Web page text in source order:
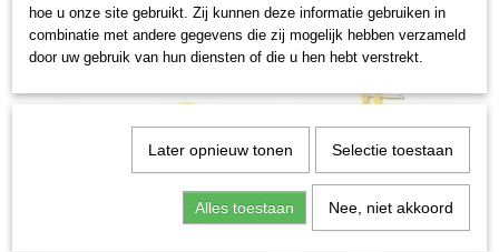
hoe u onze site gebruikt. Zij kunnen deze informatie gebruiken in
combinatie met andere gegevens die zij mogelijk hebben verzameld
door uw gebruik van hun diensten of die u hen hebt verstrekt.
Later opnieuw tonen Selectie toestaan
Alles toestaan Nee, niet akkoord